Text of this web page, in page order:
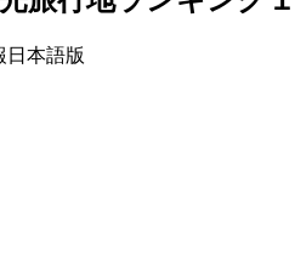
本語版